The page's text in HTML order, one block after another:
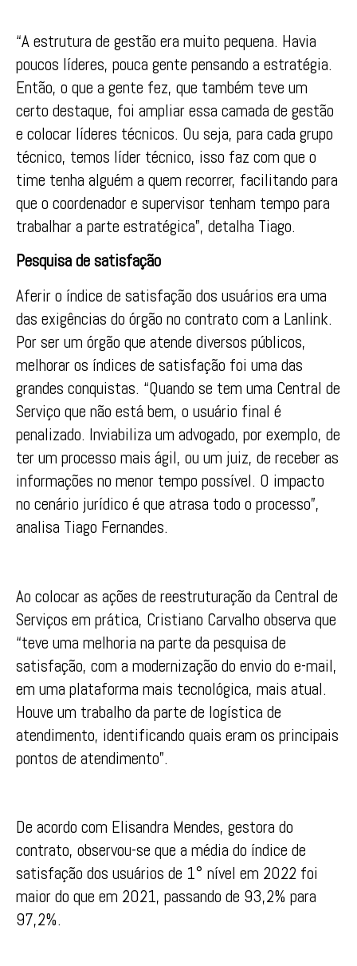
“A estrutura de gestão era muito pequena. Havia
poucos líderes, pouca gente pensando a estratégia.
Então, o que a gente fez, que também teve um
certo destaque, foi ampliar essa camada de gestão
e colocar líderes técnicos. Ou seja, para cada grupo
técnico, temos líder técnico, isso faz com que o
time tenha alguém a quem recorrer, facilitando para
que o coordenador e supervisor tenham tempo para
trabalhar a parte estratégica”, detalha Tiago.
Pesquisa de satisfação
Aferir o índice de satisfação dos usuários era uma
das exigências do órgão no contrato com a Lanlink.
Por ser um órgão que atende diversos públicos,
melhorar os índices de satisfação foi uma das
grandes conquistas. “Quando se tem uma Central de
Serviço que não está bem, o usuário final é
penalizado. Inviabiliza um advogado, por exemplo, de
ter um processo mais ágil, ou um juiz, de receber as
informações no menor tempo possível. O impacto
no cenário jurídico é que atrasa todo o processo”,
analisa Tiago Fernandes.
Ao colocar as ações de reestruturação da Central de
Serviços em prática, Cristiano Carvalho observa que
“teve uma melhoria na parte da pesquisa de
satisfação, com a modernização do envio do e-mail,
em uma plataforma mais tecnológica, mais atual.
Houve um trabalho da parte de logística de
atendimento, identificando quais eram os principais
pontos de atendimento”.
De acordo com Elisandra Mendes, gestora do
contrato, observou-se que a média do índice de
satisfação dos usuários de 1° nível em 2022 foi
maior do que em 2021, passando de 93,2% para
97,2%.